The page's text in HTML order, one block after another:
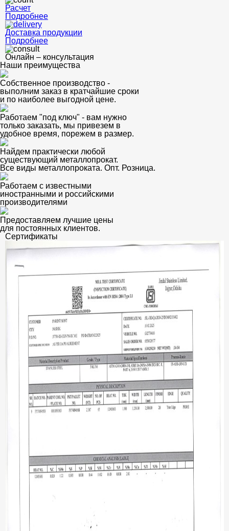
Расчет
Подробнее
Доставка продукции
Подробнее
Онлайн – консультация
Наши преимущества
Собственное производство -
выполним заказ в кратчайшие сроки
и по наиболее выгодной цене.
Работаем "под ключ" - вам нужно
только заказать, мы привезем в
удобное время, порежем в размер.
Найдем практически любой
существующий металлопрокат.
Все виды металлопроката. Опт. Розница.
Работаем с известными
иностранными и российскими
производителями
Предоставляем лучшие цены
для постоянных клиентов.
Сертификаты